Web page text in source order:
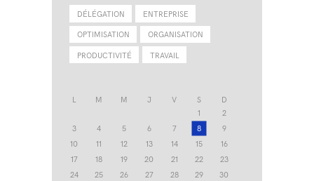
DÉLÉGATION ENTREPRISE
OPTIMISATION ORGANISATION
PRODUCTIVITÉ TRAVAIL
L M M J V S
D
1
2
3
4 5 6 7 8
9
10
11 12 13 14 15
16
17
18 19 20 21 22
23
24
25 26 27 28 29
30